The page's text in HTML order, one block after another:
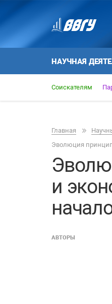
НАУЧНАЯ
Соискателям
Главная
Эволюция
и
АВТОРЫ